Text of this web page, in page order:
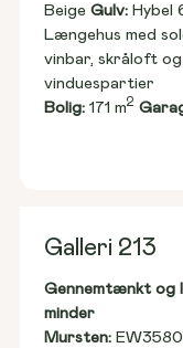
Beige Gulv: Hybel
Længehus med
vinbar, skråloft
vinduespartier
Bolig: 171 m2
Galleri 213
Gennemtænkt og
minder
Mursten: